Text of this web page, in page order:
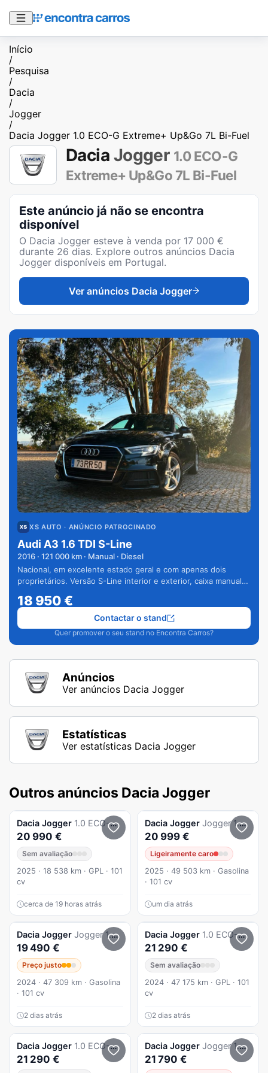
Início
/
Pesquisa
/
Dacia
/
Jogger
/
Dacia Jogger 1.0 ECO-G Extreme+ Up&Go 7L Bi-Fuel
Dacia Jogger 1.0 ECO-G
Extreme+ Up&Go 7L Bi-Fuel
Este anúncio já não se encontra
disponível
O Dacia Jogger esteve à venda por 17 000 €
durante 26 dias. Explore outros anúncios Dacia
Jogger disponíveis em Portugal.
Ver anúncios Dacia Jogger
XS AUTO · ANÚNCIO PATROCINADO
Audi A3 1.6 TDI S-Line
2016 · 121 000 km · Manual · Diesel
Nacional, em excelente estado geral e com apenas dois
proprietários. Versão S-Line interior e exterior, caixa manual
18 950€
Quer promover o seu stand no Encontra Carros?
Contactar o stand
Anúncios
Ver anúncios Dacia Jogger
Estatísticas
Ver estatísticas Dacia Jogger
Outros anúncios Dacia Jogger
Dacia Jogger 1.0 ECO-G Expression 7L Bi-Fuel
20 990 €
Sem avaliação
2025 · 18 538 km · GPL · 101
cv
cerca de 19 horas atrás
Dacia Jogger Jogger 1.0 Eco-G Extreme 7L Bi-Fuel
20 999 €
Ligeiramente caro
2025 · 49 503 km · Gasolina
· 101 cv
um dia atrás
Dacia Jogger Jogger 1.0 ECO-G Expression 7L Bi-Fuel
19 490 €
Preço justo
2024 · 47 309 km · Gasolina
· 101 cv
2 dias atrás
Dacia Jogger 1.0 ECO-G Extreme+ Up&Go 7L Bi-Fuel
21 290 €
Sem avaliação
2024 · 47 175 km · GPL · 101
cv
2 dias atrás
Dacia Jogger 1.0 ECO-G Extreme+ Up&Go 7L Bi-Fuel
21 290 €
Dacia Jogger Jogger 1.0 ECO-G Extreme 7L Bi-Fuel
21 790 €